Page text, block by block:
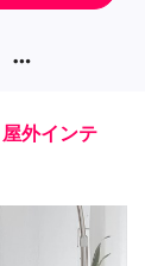
more_horiz
屋外インテ